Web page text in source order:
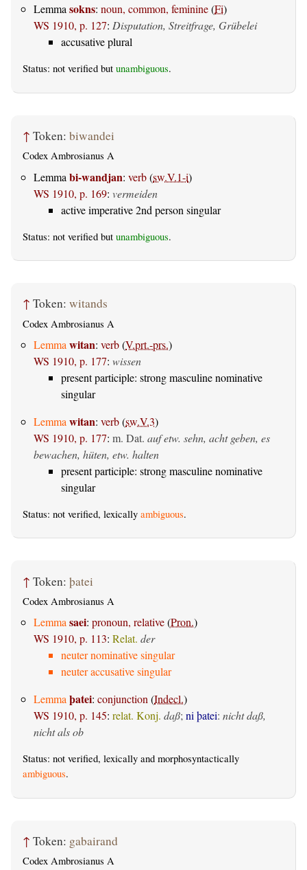
Lemmasokns: noun, common, feminine(Fi)
WS 1910, p. 127: Disputation, Streitfrage, Grübelei
accusative plural
Status: not verified but unambiguous.
↑ Token: biwandei
Codex Ambrosianus A
Lemma bi-wandjan: verb(sw.V.1-i)
WS 1910, p. 169: vermeiden
active imperative 2nd person singular
Status: not verified but unambiguous.
↑ Token: witands
Codex Ambrosianus A
Lemma witan: verb(V.prt.-prs.)
WS 1910, p. 177: wissen
present participle: strong masculine nominative
singular
Lemma witan: verb(sw.V.3)
WS 1910, p. 177: m. Dat. auf etw. sehn, acht geben, es
bewachen, hüten, etw. halten
present participle: strong masculine nominative
singular
Status: not verified, lexically ambiguous.
↑ Token: þatei
Codex Ambrosianus A
Lemmasaei: pronoun, relative(Pron.)
WS 1910, p. 113: Relat. der
neuter nominative singular
neuter accusative singular
Lemmaþatei: conjunction(Indecl.)
WS 1910, p. 145: relat. Konj. daß;ni þatei: nicht daß,
nicht als ob
Status: not verified, lexically and morphosyntactically
ambiguous.
↑ Token: gabairand
Codex Ambrosianus A